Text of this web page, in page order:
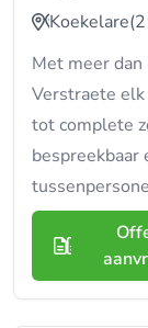
Koekelare
Met meer
Verstraete
tot complete
bespreekbaar